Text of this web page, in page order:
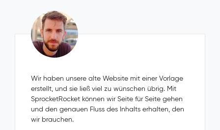
Wir haben unsere alte Website mit einer Vorlage
erstellt, und sie ließ viel zu wünschen übrig. Mit
SprocketRocket können wir Seite für Seite gehen
und den genauen Fluss des Inhalts erhalten, den
wir brauchen.